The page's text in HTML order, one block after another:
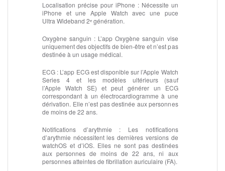
Localisation précise pour iPhone :Nécessite un
iPhone et une Apple Watch avec une puce
Ultra Wideband 2ᵉ génération.
Oxygène sanguin : L’app Oxygène sanguin vise
uniquement des objectifs de bien-être et n’est pas
destinée à un usage médical.
ECG : L’app ECG est disponible sur l’Apple Watch
Series 4 et les modèles ultérieurs (sauf
l’Apple Watch SE) et peut générer un ECG
correspondant à un électrocardiogramme à une
dérivation. Elle n’est pas destinée aux personnes
de moins de 22 ans.
Notifications d’arythmie : Les notifications
d’arythmie nécessitent les dernières versions de
watchOS et d’iOS. Elles ne sont pas destinées
aux personnes de moins de 22 ans, ni aux
personnes atteintes de fibrillation auriculaire (FA).